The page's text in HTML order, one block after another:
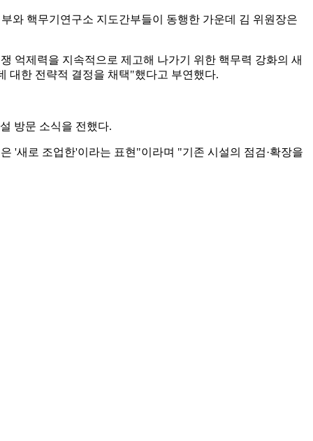
와 핵무기연구소 지도간부들이 동행한 가운데 김 위원장은
억제력을 지속적으로 제고해 나가기 위한 핵무력 강화의 새
대한 전략적 결정을 채택"했다고 부연했다.
방문 소식을 전했다.
'새로 조업한'이라는 표현"이라며 "기존 시설의 점검·확장을